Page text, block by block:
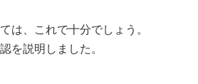
は、これで十分でしょう。
を説明しました。